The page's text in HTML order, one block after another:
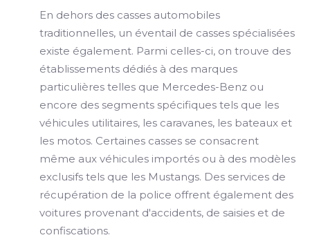
En dehors des casses automobiles
traditionnelles, un éventail de casses spécialisées
existe également. Parmi celles-ci, on trouve des
établissements dédiés à des marques
particulières telles que Mercedes-Benz ou
encore des segments spécifiques tels que les
véhicules utilitaires, les caravanes, les bateaux et
les motos. Certaines casses se consacrent
même aux véhicules importés ou à des modèles
exclusifs tels que les Mustangs. Des services de
récupération de la police offrent également des
voitures provenant d'accidents, de saisies et de
confiscations.